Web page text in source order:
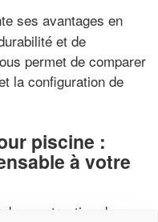
ses avantages en
et de
permet de comparer
la configuration de
piscine :
à votre
construction de